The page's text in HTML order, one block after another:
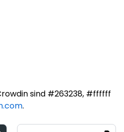
sind #263238, #ffffff
.